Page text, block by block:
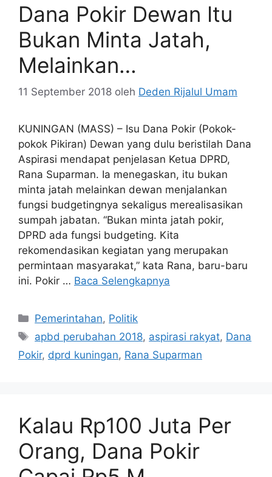
Dana Pokir Dewan Itu
Bukan Minta Jatah,
Melainkan…
11 September 2018 oleh Deden Rijalul Umam
KUNINGAN (MASS) – Isu Dana Pokir (Pokok-
pokok Pikiran) Dewan yang dulu beristilah Dana
Aspirasi mendapat penjelasan Ketua DPRD,
Rana Suparman. Ia menegaskan, itu bukan
minta jatah melainkan dewan menjalankan
fungsi budgetingnya sekaligus merealisasikan
sumpah jabatan. “Bukan minta jatah pokir,
DPRD ada fungsi budgeting. Kita
rekomendasikan kegiatan yang merupakan
permintaan masyarakat,” kata Rana, baru-baru
ini. Pokir … Baca Selengkapnya
Kategori
Pemerintahan, Politik
Tag
apbd perubahan 2018, aspirasi rakyat, Dana
Pokir, dprd kuningan, Rana Suparman
Kalau Rp100 Juta Per
Orang, Dana Pokir